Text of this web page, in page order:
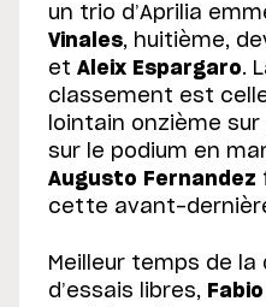
un trio d’Aprilia
Vinales, huitième,
et Aleix Espargaro.
classement est
lointain onzième
sur le podium en
Augusto Fernandez
cette avant-dernière
Meilleur temps de
d’essais libres,